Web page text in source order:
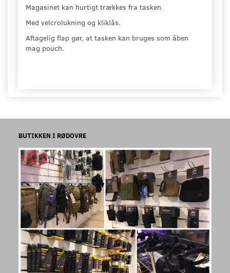
Magasinet kan hurtigt trækkes fra tasken.
Med velcrolukning og kliklås.
Aftagelig flap gør, at tasken kan bruges som åben
mag pouch.
BUTIKKEN I RØDOVRE